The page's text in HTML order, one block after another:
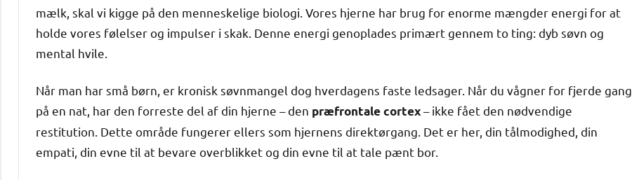
mælk, skal vi kigge på den menneskelige biologi. Vores hjerne har brug for enorme mængder energi for at
holde vores følelser og impulser i skak. Denne energi genoplades primært gennem to ting: dyb søvn og
mental hvile.
Når man har små børn, er kronisk søvnmangel dog hverdagens faste ledsager. Når du vågner for fjerde gang
på en nat, har den forreste del af din hjerne – den præfrontale cortex– ikke fået den nødvendige
restitution. Dette område fungerer ellers som hjernens direktørgang. Det er her, din tålmodighed, din
empati, din evne til at bevare overblikket og din evne til at tale pænt bor.